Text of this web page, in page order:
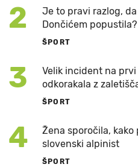
2
Je to pravi razlog,
Dončićem popustila?
ŠPORT
3
Velik incident na
odkorakala z
ŠPORT
4
Žena sporočila,
slovenski alpinist
ŠPORT